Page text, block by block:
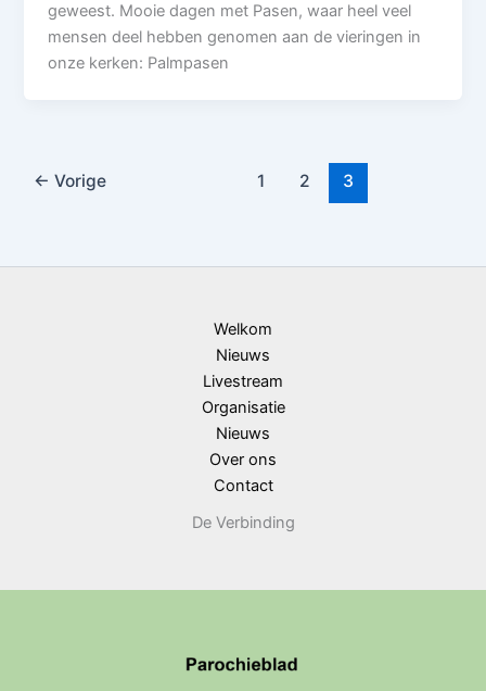
geweest. Mooie dagen met Pasen, waar heel veel
mensen deel hebben genomen aan de vieringen in
onze kerken: Palmpasen
← Vorige 1 2 3
Welkom
Nieuws
Livestream
Organisatie
Nieuws
Over ons
Contact
De Verbinding